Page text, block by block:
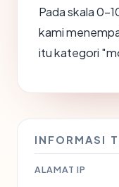
Pada skala 0-
kami
itu kategori
INFORMASI
ALAMAT IP